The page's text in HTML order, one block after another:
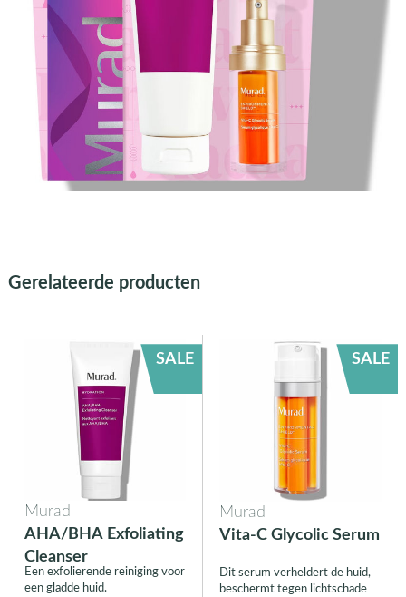
Gerelateerde producten
SALE
Murad
AHA/BHA Exfoliating
Cleanser
Een exfolierende reiniging voor
een gladde huid.
SALE
Murad
Vita-C Glycolic Serum
Dit serum verheldert de huid,
beschermt tegen lichtschade